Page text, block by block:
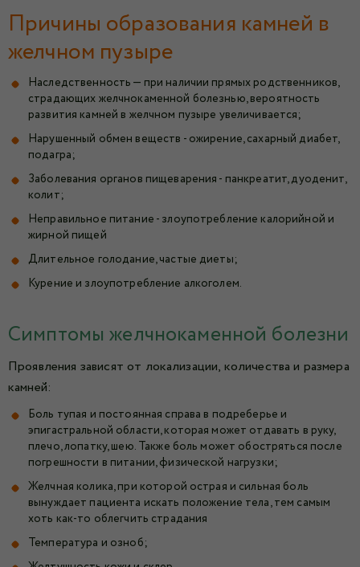
Причины образования камней в
желчном пузыре
Наследственность — при наличии прямых родственников,
страдающих желчнокаменной болезнью, вероятность
развития камней в желчном пузыре увеличивается;
Нарушенный обмен веществ - ожирение, сахарный диабет,
подагра;
Заболевания органов пищеварения - панкреатит, дуоденит,
колит;
Неправильное питание - злоупотребление калорийной и
жирной пищей
Длительное голодание, частые диеты;
Курение и злоупотребление алкоголем.
Симптомы желчнокаменной болезни
Проявления зависят от локализации, количества и размера
камней:
Боль тупая и постоянная справа в подреберье и
эпигастральной области, которая может отдавать в руку,
плечо, лопатку, шею. Также боль может обостряться после
погрешности в питании, физической нагрузки;
Желчная колика, при которой острая и сильная боль
вынуждает пациента искать положение тела, тем самым
хоть как-то облегчить страдания
Температура и озноб;